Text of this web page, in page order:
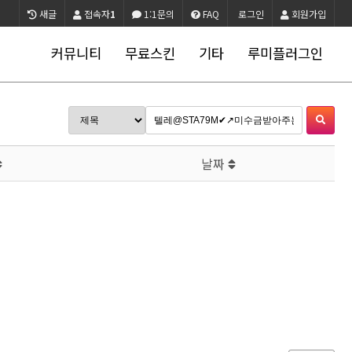
회원가입
로그인
FAQ
1:1문의
접속자1
새글
커뮤니티 무료스킨 기타 루미플러그인
날짜